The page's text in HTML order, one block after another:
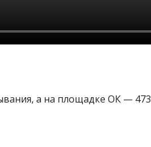
а на площадке ОК — 473